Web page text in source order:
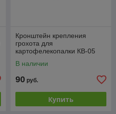
Кронштейн крепления
грохота для
картофелекопалки КВ-05
В наличии
90 руб.
Купить